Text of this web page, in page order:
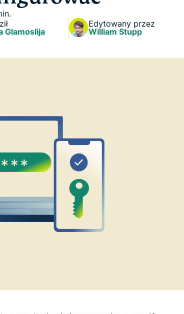
uwierzytelnianie
wieloskładnikowe
przetwarzaniu
danych,
inteligencję
narzędzi do
tożsamości,
monitorowania
i usuwania
danych
Glamoslija
Edytowany przez
William Stupp